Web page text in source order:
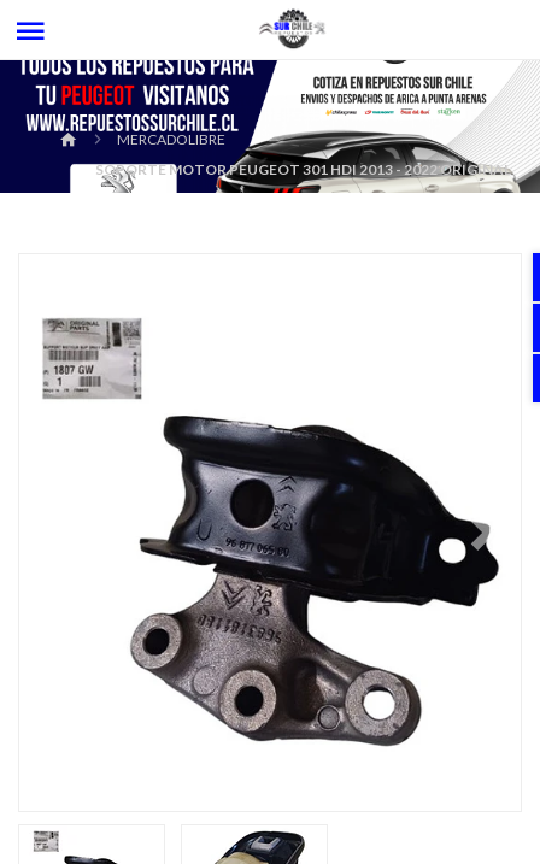
MERCADOLIBRE
SOPORTE MOTOR PEUGEOT 301 HDI 2013 - 2022 ORIGINAL
Next